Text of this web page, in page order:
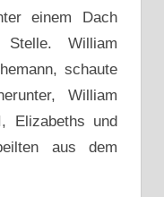
einem Dach
Stelle. William
schaute
William
Elizabeths und
aus dem